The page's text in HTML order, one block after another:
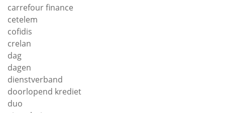
carrefour finance
cetelem
cofidis
crelan
dag
dagen
dienstverband
doorlopend krediet
duo